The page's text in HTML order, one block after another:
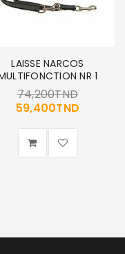
LAISSE NARCOS
NR 1
74,200TND
59,400TND